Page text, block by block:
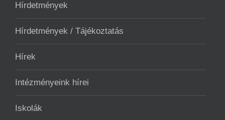
Hírdetmények
Hírdetmények / Tájékoztatás
Hírek
Intézményeink hírei
Iskolák